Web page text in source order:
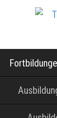
Navigation
überspringen